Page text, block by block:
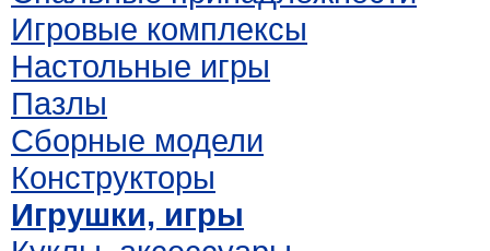
Игровые комплексы
Настольные игры
Пазлы
Сборные модели
Конструкторы
Игрушки, игры